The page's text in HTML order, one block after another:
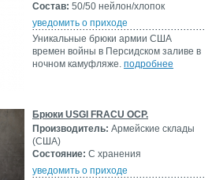
Состав: 50/50 нейлон/хлопок
уведомить о приходе
Уникальные брюки армии США
времен войны в Персидском заливе в
ночном камуфляже. подробнее
Брюки USGI FRACU OCP.
Производитель: Армейские склады
(США)
Состояние: С хранения
уведомить о приходе